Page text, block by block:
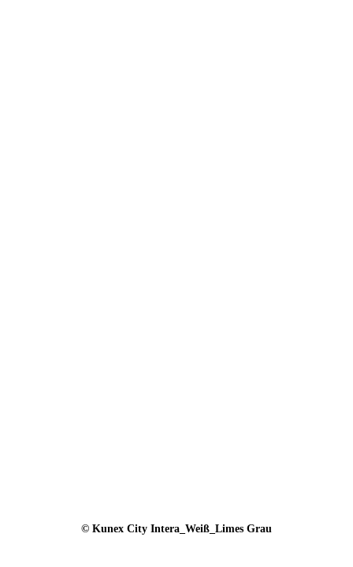
© Kunex City Intera_Weiß_Limes Grau